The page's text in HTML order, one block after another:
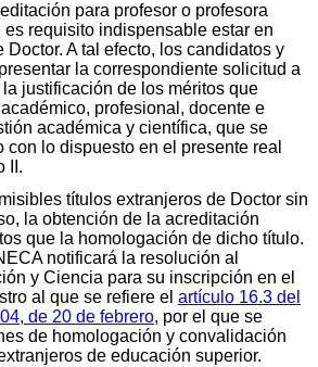
para profesor o profesora
requisito indispensable estar en
Doctor. A tal efecto, los candidatos y
la correspondiente solicitud a
justificación de los méritos que
profesional, docente e
académica y científica, que se
con lo dispuesto en el presente real
II.
títulos extranjeros de Doctor sin
la obtención de la acreditación
que la homologación de dicho título.
notificará la resolución al
y Ciencia para su inscripción en el
al que se refiere el artículo 16.3 del
de 20 de febrero, por el que se
de homologación y convalidación
de educación superior.